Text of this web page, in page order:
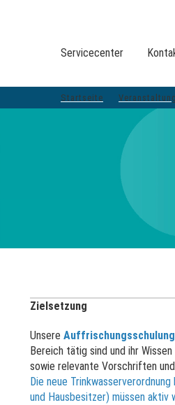
Servicecenter
Startseite
Zielsetzung
Unsere Auffrischungsschulung
Bereich tätig sind und ihr
sowie relevante Vorschriften
Die neue
und Hausbesitzer) müssen